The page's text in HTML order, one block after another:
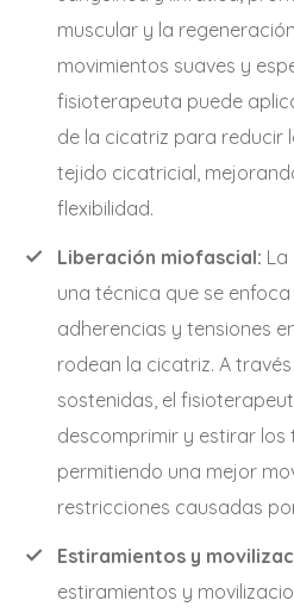
muscular y la
movimientos suaves y
fisioterapeuta puede
de la cicatriz para reducir
tejido cicatricial,
flexibilidad.
Liberación miofascial: La
una técnica que se
adherencias y tensiones
rodean la cicatriz. A
sostenidas, el
descomprimir y estirar los
permitiendo una mejor
restricciones causadas
Estiramientos y
estiramientos y